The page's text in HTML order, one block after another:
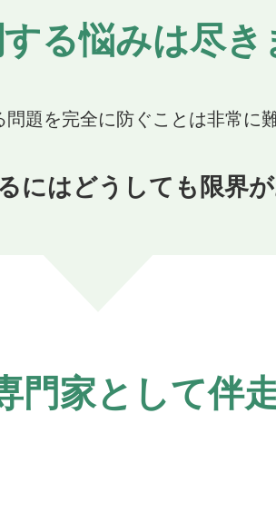
る悩みは尽き
問題を完全に防ぐことは非常に
には どうしても限界が
門家として伴